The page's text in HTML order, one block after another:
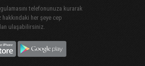
telefonunuza kurarak
her şeye cep
ulaşabilirsiniz.